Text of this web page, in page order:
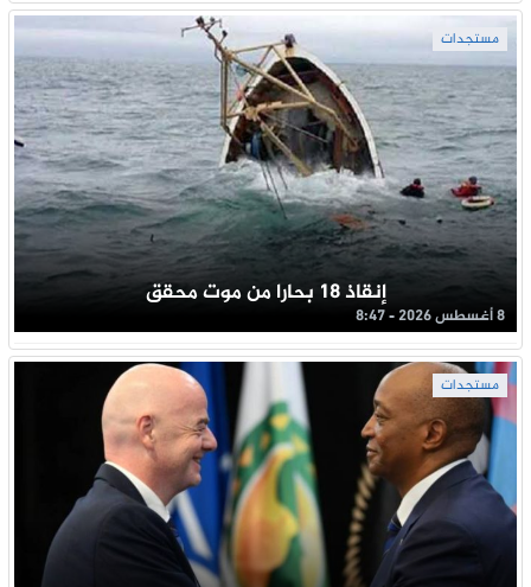
مستجدات
إنقاذ 18 بحارا من موت محقق
8 أغسطس 2026 - 8:47
مستجدات